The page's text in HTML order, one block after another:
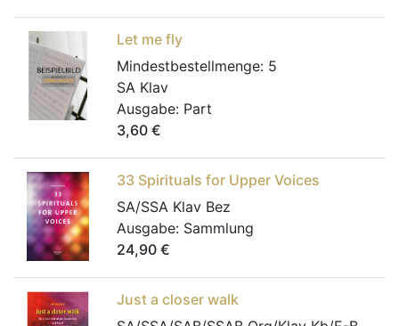
Let me fly
Mindestbestellmenge: 5
SA Klav
Ausgabe: Part
3,60 €
33 Spirituals for Upper Voices
SA/SSA Klav Bez
Ausgabe: Sammlung
24,90 €
Just a closer walk